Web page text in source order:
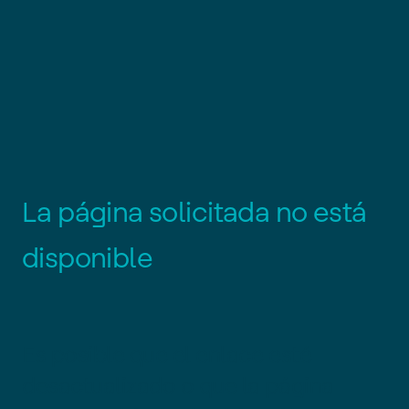
La página solicitada no está
disponible